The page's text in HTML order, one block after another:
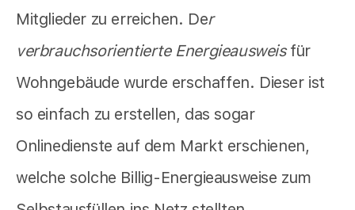
Mitglieder zu erreichen. Der
verbrauchsorientierte Energieausweisfür
Wohngebäude wurde erschaffen. Dieser ist
so einfach zu erstellen, das sogar
Onlinedienste auf dem Markt erschienen,
welche solche Billig-Energieausweise zum